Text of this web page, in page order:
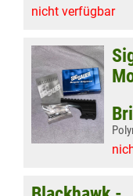
nicht verfügbar